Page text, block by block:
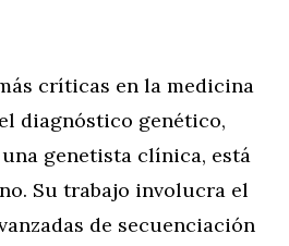
críticas en la medicina
diagnóstico genético,
genetista clínica, está
Su trabajo involucra el
de secuenciación